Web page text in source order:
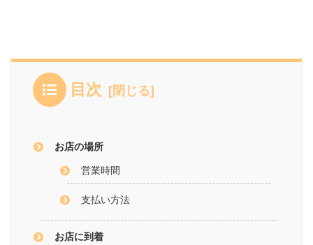
目次
お店の場所
営業時間
支払い方法
お店に到着